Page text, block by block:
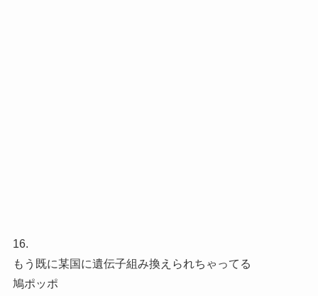
16.
もう既に某国に遺伝子組み換えられちゃってる
鳩ポッポ